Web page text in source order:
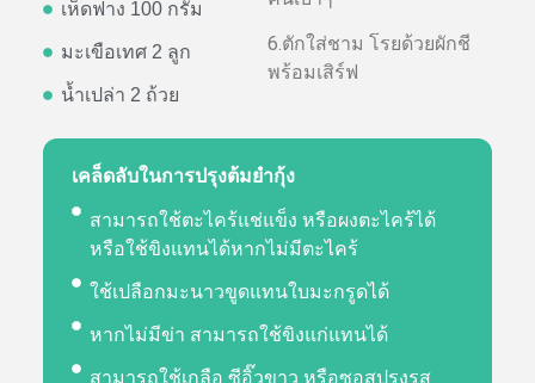
เห็ดฟาง 100 กรัม
มะเขือเทศ 2 ลูก
น้ำเปล่า 2 ถ้วย
6.ตักใส่ชาม โรยด้วยผักชี
พร้อมเสิร์ฟ
เคล็ดลับในการปรุงต้มยำกุ้ง
สามารถใช้ตะไคร้แช่แข็ง หรือผงตะไคร้ได้
หรือใช้ขิงแทนได้หากไม่มีตะไคร้
ใช้เปลือกมะนาวขูดแทนใบมะกรูดได้
หากไม่มีข่า สามารถใช้ขิงแก่แทนได้
สามารถใช้เกลือ ซีอิ๊วขาว หรือซอสปรุงรส